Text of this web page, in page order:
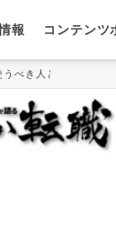
報 コンテンツ
べき人と使わない人